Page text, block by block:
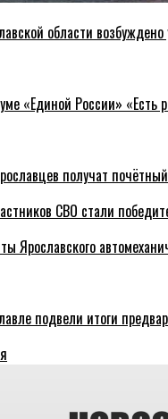
области
«Единой России» «Есть
получат
СВО стали
Ярославского
подвели итоги